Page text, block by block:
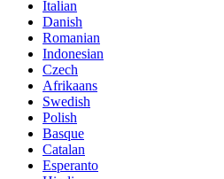
Italian
Danish
Romanian
Indonesian
Czech
Afrikaans
Swedish
Polish
Basque
Catalan
Esperanto